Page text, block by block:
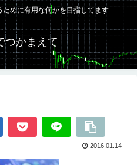
めに有用な何かを目指してます
つかまえて
2016.01.14